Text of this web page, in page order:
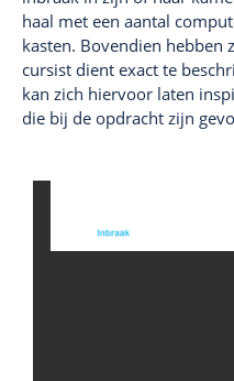
haal met een aantal
kasten. Bovendien hebben
cursist dient exact te
kan zich hiervoor laten
die bij de opdracht zijn